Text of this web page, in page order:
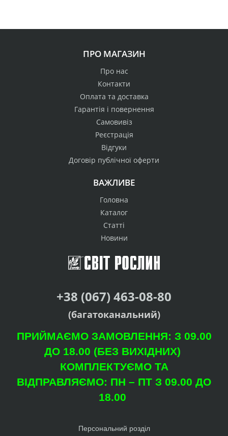
ПРО МАГАЗИН
Про нас
Контакти
Оплата та доставка
Гарантія і повернення
Самовивіз
Реєстрація
Відгуки
Договір публічної оферти
ВАЖЛИВЕ
Головна
Каталог
Статті
Новини
+38 (067) 463-08-80
(багатоканальний)
ПРИЙМАЄМО ЗАМОВЛЕННЯ: З 09.00
ДО 18.00 (БЕЗ ВИХІДНИХ)
КОМПЛЕКТУЄМО ТА
ВІДПРАВЛЯЄМО: ПН – ПТ З 09.00 ДО
18.00
Персональний розділ